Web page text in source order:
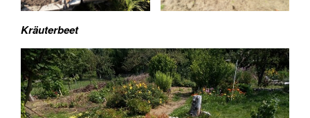
Kräuterbeet